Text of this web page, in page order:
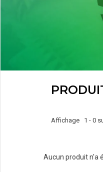
Affichage 1 - 0
Aucun produit n'a